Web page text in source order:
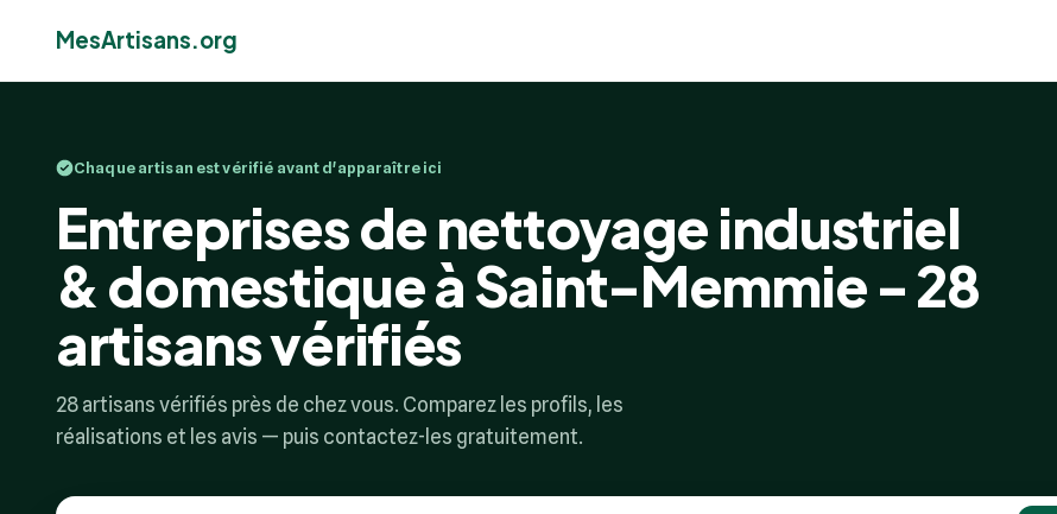
MesArtisans.org
Chaque artisan est vérifié avant d'apparaître ici
Entreprises de nettoyage industriel
& domestique à Saint-Memmie - 28
artisans vérifiés
28 artisans vérifiés près de chez vous. Comparez les profils, les
réalisations et les avis — puis contactez-les gratuitement.